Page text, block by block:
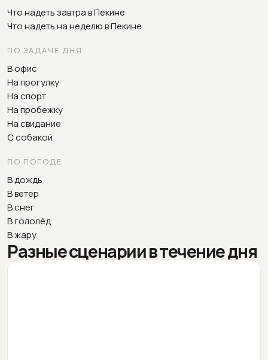
Что надеть завтра в Пекине
Что надеть на неделю в Пекине
ПО ЗАДАЧЕ ДНЯ
В офис
На прогулку
На спорт
На пробежку
На свидание
С собакой
ПО ПОГОДЕ
В дождь
В ветер
В снег
В гололёд
В жару
Разные сценарии в течение дня